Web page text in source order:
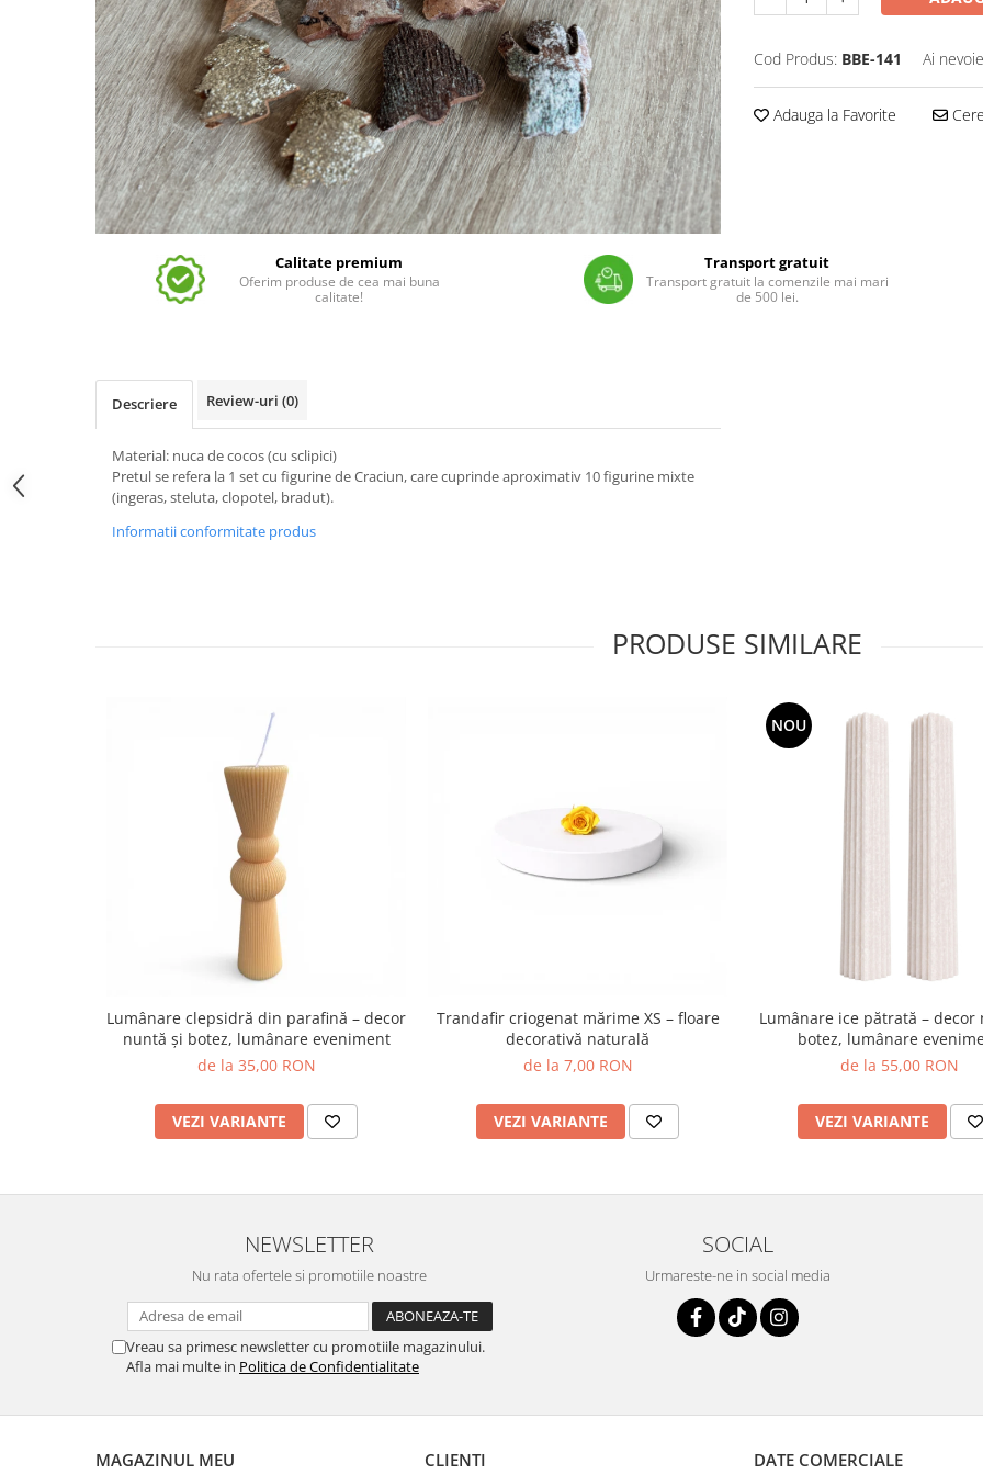
Cod Produs: BBE-141 Ai
Adauga la Favorite
Calitate premium
Oferim produse de cea mai buna
calitate!
Transport gratuit
Transport gratuit la comenzile mai mari
de 500 lei.
Descriere Review-uri (0)
Material: nuca de cocos (cu sclipici)
Pretul se refera la 1 set cu figurine de Craciun, care cuprinde aproximativ 10 figurine mixte
(ingeras, steluta, clopotel, bradut).
Informatii conformitate produs
PRODUSE SIMILARE
Lumânare clepsidră din parafină – decor
nuntă și botez, lumânare eveniment
de la 35,00 RON
VEZI VARIANTE
Trandafir criogenat mărime XS – floare
decorativă naturală
de la 7,00 RON
VEZI VARIANTE
NOU
Lumânare ice pătrată – decor
botez, lumânare
de la 55,00 RON
VEZI VARIANTE
NEWSLETTER
Nu rata ofertele si promotiile noastre
Vreau sa primesc newsletter cu promotiile magazinului.
Afla mai multe in Politica de Confidentialitate
SOCIAL
Urmareste-ne in social media
MAGAZINUL MEU CLIENTI DATE COMERCIALE